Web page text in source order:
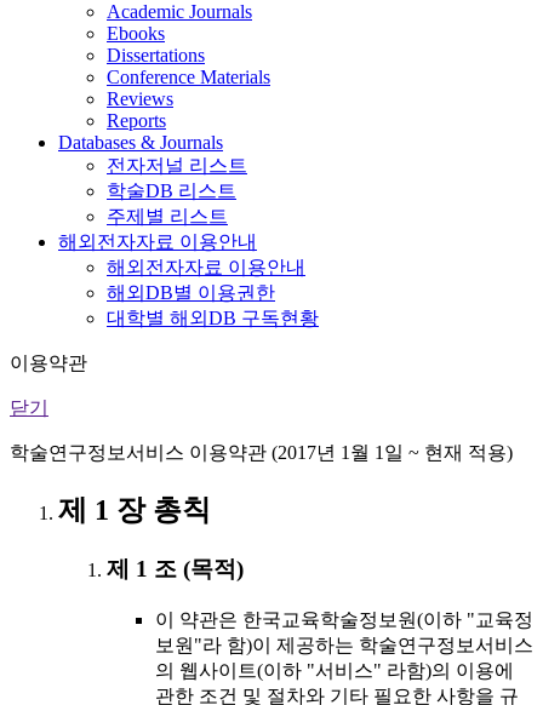
Academic Journals
Ebooks
Dissertations
Conference Materials
Reviews
Reports
Databases & Journals
전자저널 리스트
학술DB 리스트
주제별 리스트
해외전자자료 이용안내
해외전자자료 이용안내
해외DB별 이용권한
대학별 해외DB 구독현황
이용약관
닫기
학술연구정보서비스 이용약관 (2017년 1월 1일 ~ 현재 적용)
제 1 장 총칙
제 1 조 (목적)
이 약관은 한국교육학술정보원(이하 "교육정
보원"라 함)이 제공하는 학술연구정보서비스
의 웹사이트(이하 "서비스" 라함)의 이용에
관한 조건 및 절차와 기타 필요한 사항을 규